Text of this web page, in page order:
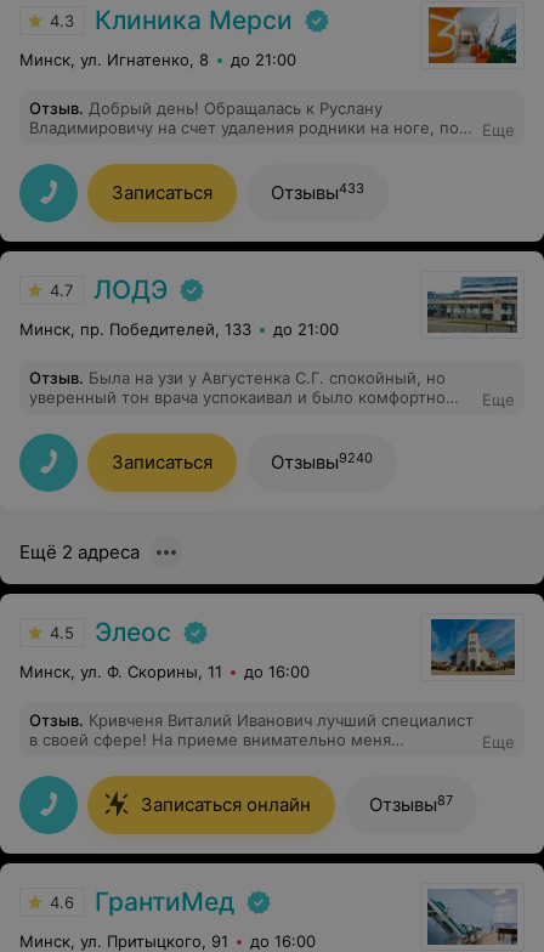
4.3 Клиника Мерси
Минск, ул. Игнатенко, 8 до 21:00
Отзыв. Добрый день! Обращалась к Руслану
Владимировичу на счет удаления родники на ноге, по
прошло удаление, без боли с уколом, с поддержкой
морально. В отправленных образцах обнаружена была
опухоль Меланома Инсито. Руслан Владимирович
лично звонил. Направлял и подсказывал, как дальше
действовать. После удаления в стационаре вел личное
опытный доктор. Рекомендую, как одного из лучших
докторов центра "Клиники Мерси". Спасибо за ваш
труд.
Еще
Записаться Отзывы433
4.7 ЛОДЭ
Минск, пр. Победителей, 133 до 21:00
Отзыв. Была на узи у Августенка С.Г. спокойный, но
уверенный тон врача успокаивал и было комфортно
прием и развернутую информацию в процессе узи.
Еще
Записаться Отзывы9240
Ещё 2 адреса
4.5 Элеос
Минск, ул. Ф. Скорины, 11 до 16:00
Отзыв. Кривченя Виталий Иванович лучший специалист
в своей сфере! На приеме внимательно меня
рекомендации. Я остался очень доволен!
Еще
Записаться онлайн Отзывы87
4.6 ГрантиМед
Минск, ул. Притыцкого, 91 до 16:00